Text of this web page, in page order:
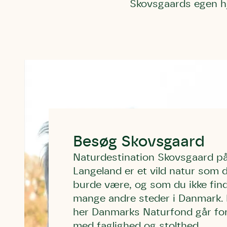
Skovsgaards egen
Besøg Skovsgaard
Naturdestination Skovsgaard
Langeland er et vild natur som
burde være, og som du ikke
mange andre steder i Danmark.
her Danmarks Naturfond går
blomster